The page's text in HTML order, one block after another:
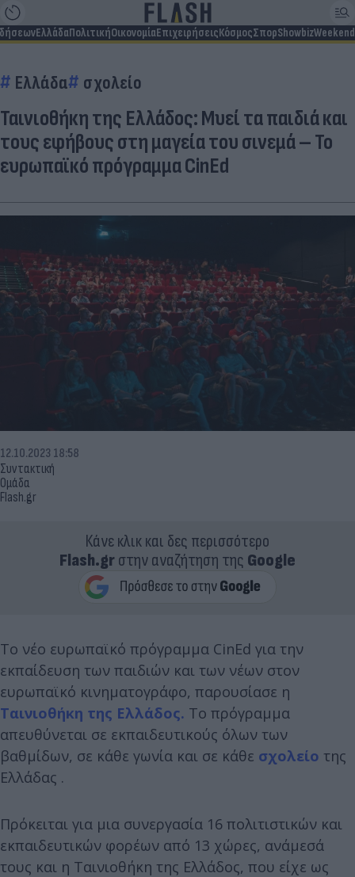
ΕλλάδαΠολιτικήΟικονομίαΕπιχειρήσειςΚόσμοςΣπορShowbizWeekend
Ελλάδα σχολείο
Ταινιοθήκη της Ελλάδος: Μυεί τα παιδιά και
τους εφήβους στη μαγεία του σινεμά – Το
ευρωπαϊκό πρόγραμμα CinEd
Συντακτική
Ομάδα
Flash.gr
12.10.2023 18:58
Κάνε κλικ και δες περισσότερο
Flash.grστην αναζήτηση της Google
Το νέο ευρωπαϊκό πρόγραμμα CinEd για την
εκπαίδευση των παιδιών και των νέων στον
ευρωπαϊκό κινηματογράφο, παρουσίασε η
Ταινιοθήκη της Ελλάδος. Το πρόγραμμα
απευθύνεται σε εκπαιδευτικούς όλων των
βαθμίδων, σε κάθε γωνία και σε κάθε σχολείο της
Ελλάδας .
Πρόκειται για μια συνεργασία 16 πολιτιστικών και
εκπαιδευτικών φορέων από 13 χώρες, ανάμεσά
τους και η Ταινιοθήκη της Ελλάδος, που είχε ως